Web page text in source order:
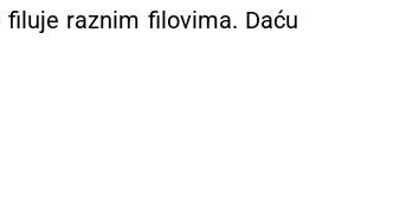
raznim filovima. Daću